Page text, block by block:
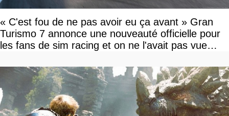
« C'est fou de ne pas avoir eu ça avant » Gran
Turismo 7 annonce une nouveauté officielle pour
les fans de sim racing et on ne l'avait pas vue